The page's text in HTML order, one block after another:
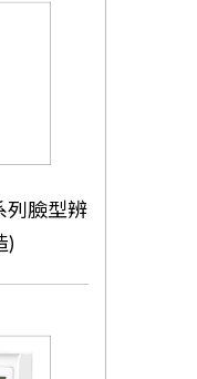
列臉型辨
)